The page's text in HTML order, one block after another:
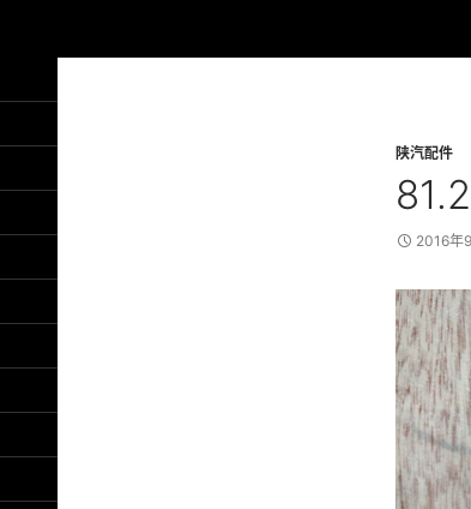
陕汽配件
2016年